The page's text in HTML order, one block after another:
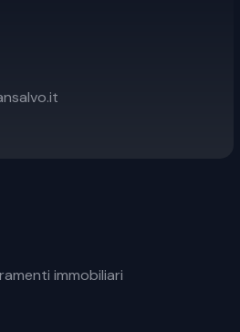
immobiliari